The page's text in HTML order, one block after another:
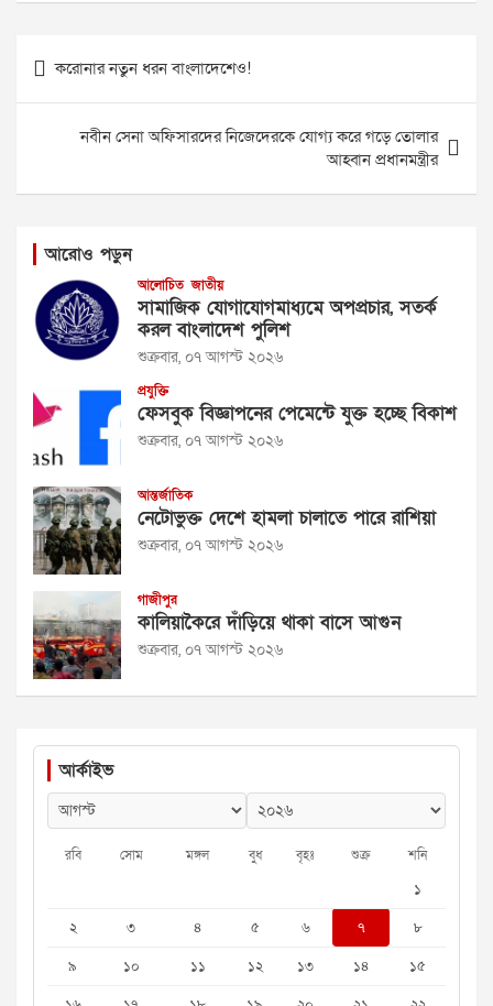
Post
navigation
করোনার নতুন ধরন বাংলাদেশেও!
নবীন সেনা অফিসারদের নিজেদেরকে যোগ্য করে গড়ে তোলার
আহ্বান প্রধানমন্ত্রীর
আরোও পড়ুন
আলোচিত জাতীয়
সামাজিক যোগাযোগমাধ্যমে অপপ্রচার, সতর্ক
করল বাংলাদেশ পুলিশ
শুক্রবার, ০৭ আগস্ট ২০২৬
প্রযুক্তি
ফেসবুক বিজ্ঞাপনের পেমেন্টে যুক্ত হচ্ছে বিকাশ
শুক্রবার, ০৭ আগস্ট ২০২৬
আন্তর্জাতিক
নেটোভুক্ত দেশে হামলা চালাতে পারে রাশিয়া
শুক্রবার, ০৭ আগস্ট ২০২৬
গাজীপুর
কালিয়াকৈরে দাঁড়িয়ে থাকা বাসে আগুন
শুক্রবার, ০৭ আগস্ট ২০২৬
আর্কাইভ
রবি সোম মঙ্গল বুধ বৃহঃ শুক্র শনি
১
২
৩ ৪ ৫ ৬ ৭
৮
৯
১০ ১১ ১২ ১৩ ১৪
১৫